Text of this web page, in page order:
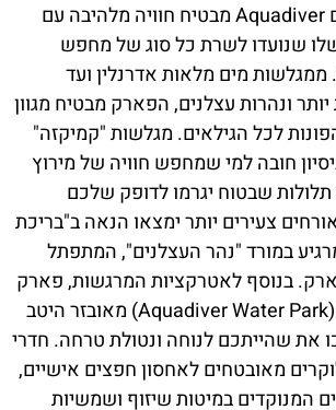
ביקור בפארק המים Aquadiver מבטיח חוויה מלהיבה עם
שנועדו לשרת כל סוג של מחפש
ממגלשות מים מלאות אדרנלין ועד
ונהרות עצלנים, הפארק מבטיח מגוון
לכל הגילאים. מגלשות "קמיקזה"
חובה למי שמחפש חוויה של מירוץ
תלולות שבטוח יגרמו לדופק שלכם
צעירים יותר ימצאו הנאה ב"בריכת
במורד "נהר העצלנים", המתפתל
בנוסף לאטרקציות המרגשות, פארק
המים אקווה-דייבר (Aquadiver Water Park) מאובזר היטב
את שהייתכם לנוחה ונטולת טרחה. חדרי
מאובטחים לאחסון חפצים אישיים,
המנוקדים במיטות שיזוף ושמשיות